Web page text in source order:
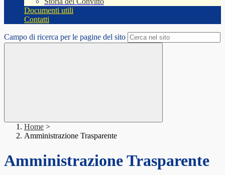
Documenti utili
Contatti
Campo di ricerca per le pagine del sito
Home >
Amministrazione Trasparente
Amministrazione Trasparente